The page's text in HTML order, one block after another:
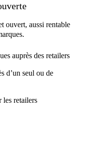
ouvert, aussi rentable
auprès des retailers
d’un seul ou de
retailers